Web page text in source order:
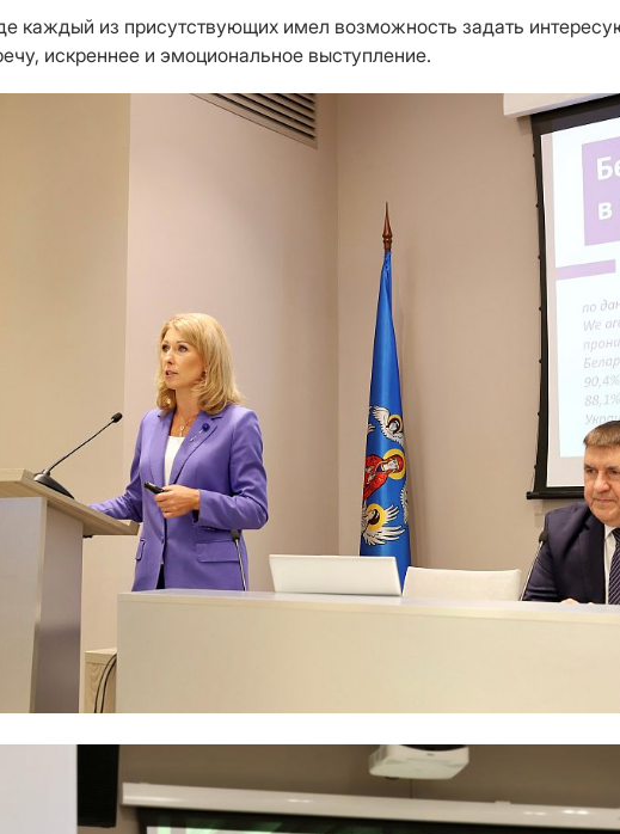
каждый из присутствующих имел возможность задать
искреннее и эмоциональное выступление.